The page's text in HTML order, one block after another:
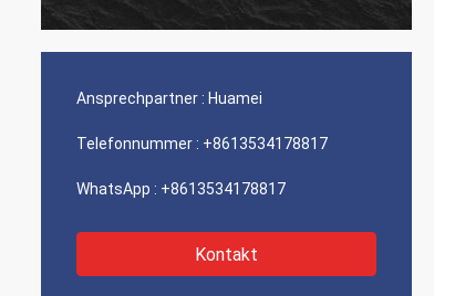
Modell mit überlegenem dynamischen
Beratung und ein Hochleistungsprodukt!
Ansprechpartner : Huamei
Telefonnummer : +8613534178817
WhatsApp : +8613534178817
Kontakt